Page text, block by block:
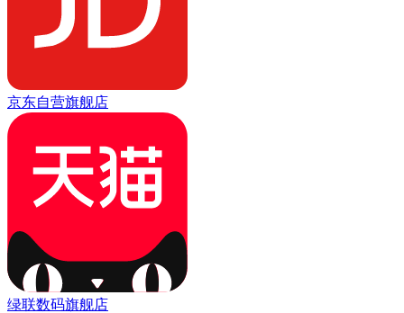
京东自营旗舰店
绿联数码旗舰店